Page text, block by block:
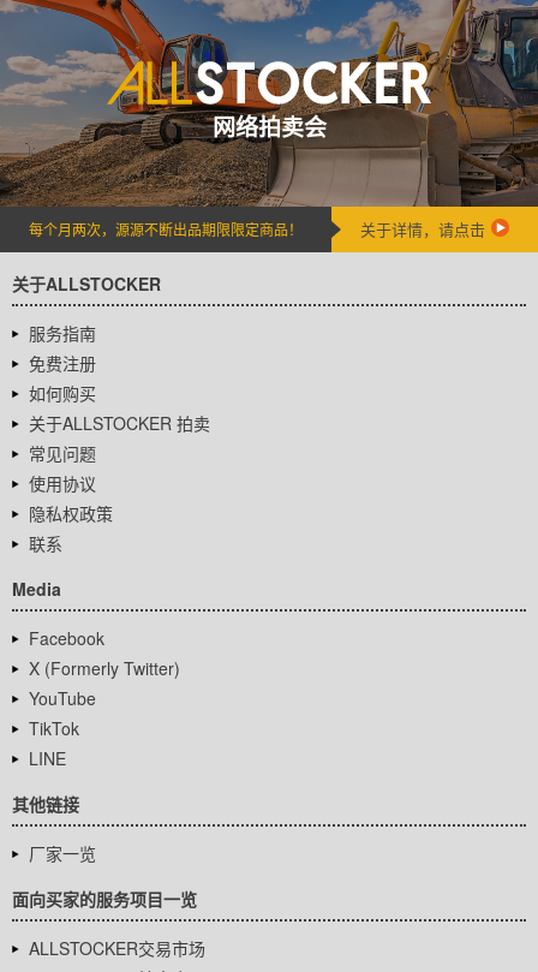
网络拍卖会
每个月两次，源源不断出品期限限定商品！ 关于详情，请点击
关于ALLSTOCKER
服务指南
免费注册
如何购买
关于ALLSTOCKER 拍卖
常见问题
使用协议
隐私权政策
联系
Media
Facebook
X (Formerly Twitter)
YouTube
TikTok
LINE
其他链接
厂家一览
面向买家的服务项目一览
ALLSTOCKER交易市场